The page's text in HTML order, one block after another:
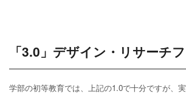
「3.0」デザイン・リサーチ
学部の初等教育では、上記の1.0で十分ですが、